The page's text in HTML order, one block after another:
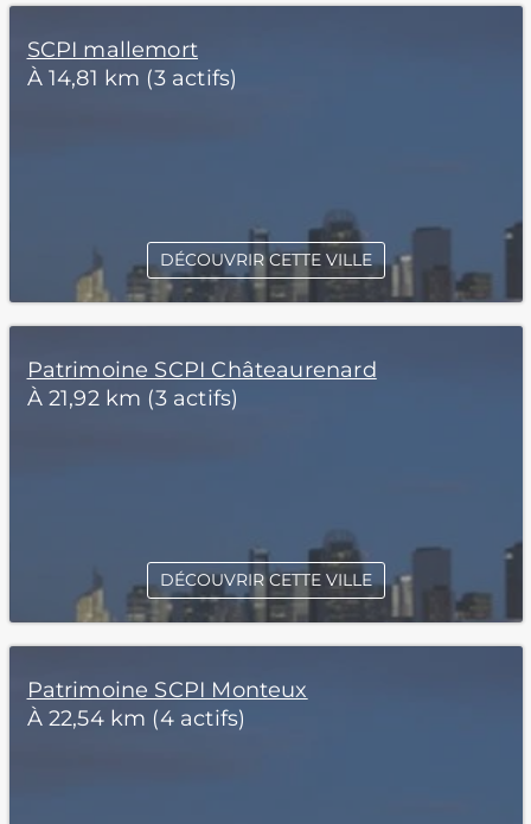
SCPI mallemort
À 14,81 km (3 actifs)
DÉCOUVRIR CETTE VILLE
Patrimoine SCPI Châteaurenard
À 21,92 km (3 actifs)
DÉCOUVRIR CETTE VILLE
Patrimoine SCPI Monteux
À 22,54 km (4 actifs)